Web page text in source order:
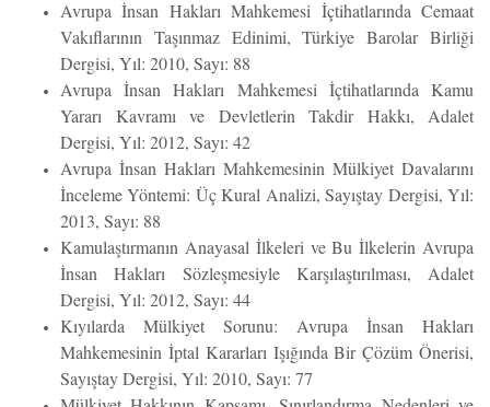
Avrupa İnsan Hakları Mahkemesi İçtihatlarında Cemaat
Vakıflarının Taşınmaz Edinimi, Türkiye Barolar Birliği
Dergisi, Yıl: 2010, Sayı: 88
Avrupa İnsan Hakları Mahkemesi İçtihatlarında Kamu
Yararı Kavramı ve Devletlerin Takdir Hakkı, Adalet
Dergisi, Yıl: 2012, Sayı: 42
Avrupa İnsan Hakları Mahkemesinin Mülkiyet Davalarını
İnceleme Yöntemi: Üç Kural Analizi, Sayıştay Dergisi, Yıl:
2013, Sayı: 88
Kamulaştırmanın Anayasal İlkeleri ve Bu İlkelerin Avrupa
İnsan Hakları Sözleşmesiyle Karşılaştırılması, Adalet
Dergisi, Yıl: 2012, Sayı: 44
Kıyılarda Mülkiyet Sorunu: Avrupa İnsan Hakları
Mahkemesinin İptal Kararları Işığında Bir Çözüm Önerisi,
Sayıştay Dergisi, Yıl: 2010, Sayı: 77